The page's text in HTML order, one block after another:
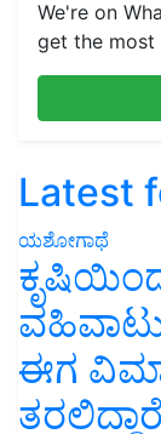
We're on
get the most
Latest
ಯಶೋಗಾಥೆ
ಈಗ